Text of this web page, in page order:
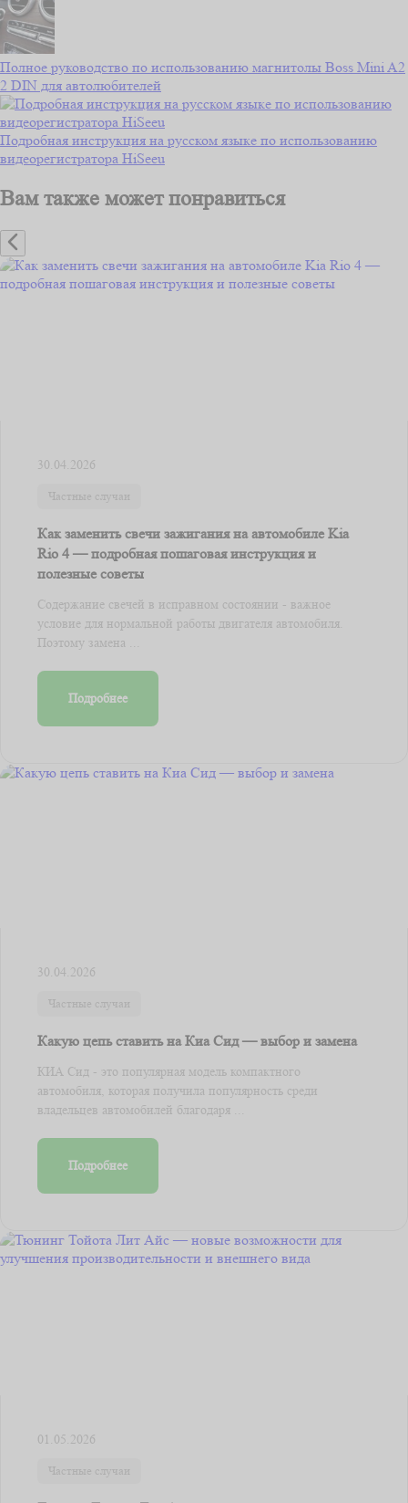
Полное руководство по использованию магнитолы Boss Mini A2
2 DIN для автолюбителей
Подробная инструкция на русском языке по использованию
видеорегистратора HiSeeu
Вам также может понравиться
30.04.2026
Частные случаи
Как заменить свечи зажигания на автомобиле Kia
Rio 4 — подробная пошаговая инструкция и
полезные советы
Содержание свечей в исправном состоянии - важное
условие для нормальной работы двигателя автомобиля.
Поэтому замена ...
Подробнее
30.04.2026
Частные случаи
Какую цепь ставить на Киа Сид — выбор и замена
КИА Сид - это популярная модель компактного
автомобиля, которая получила популярность среди
владельцев автомобилей благодаря ...
Подробнее
01.05.2026
Частные случаи